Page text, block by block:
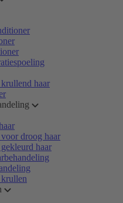
haar
droog haar
haar